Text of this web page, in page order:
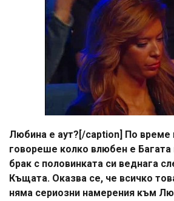
Любина е аут?[/caption] По време
говореше колко влюбен е
брак с половинката си веднага
Къщата. Оказва се, че всичко
няма сериозни намерения към